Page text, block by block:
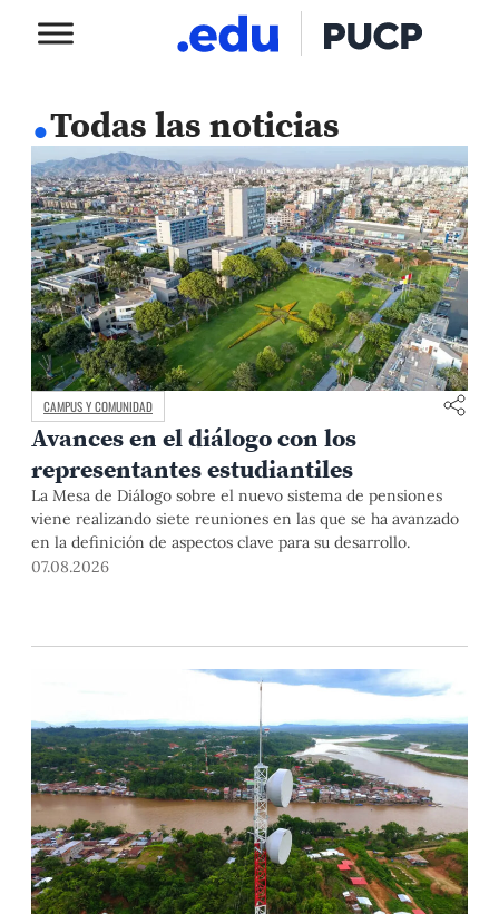
.Todas las noticias
CAMPUS Y COMUNIDAD
Avances en el diálogo con los
representantes estudiantiles
La Mesa de Diálogo sobre el nuevo sistema de pensiones
viene realizando siete reuniones en las que se ha avanzado
en la definición de aspectos clave para su desarrollo.
07.08.2026